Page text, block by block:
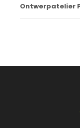
Ontwerpatelier